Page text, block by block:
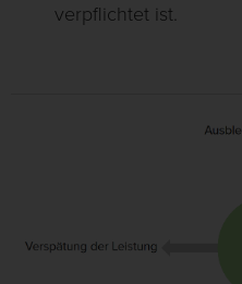
verpflichtet ist.